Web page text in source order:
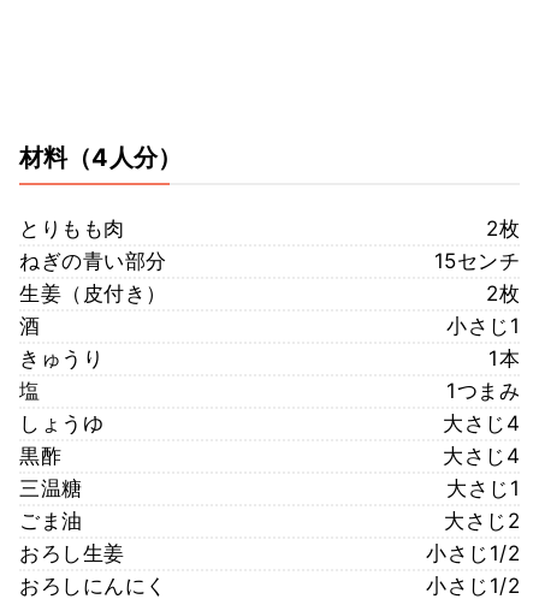
材料（4人分）
とりもも肉
2枚
ねぎの青い部分
15センチ
生姜（皮付き）
2枚
酒
小さじ1
きゅうり
1本
塩
1つまみ
しょうゆ
大さじ4
黒酢
大さじ4
三温糖
大さじ1
ごま油
大さじ2
おろし生姜
小さじ1/2
おろしにんにく
小さじ1/2